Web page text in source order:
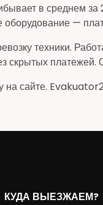
в среднем
оборудование —
техники.
скрытых
на сайте.
КУДА ВЫЕЗЖАЕМ?